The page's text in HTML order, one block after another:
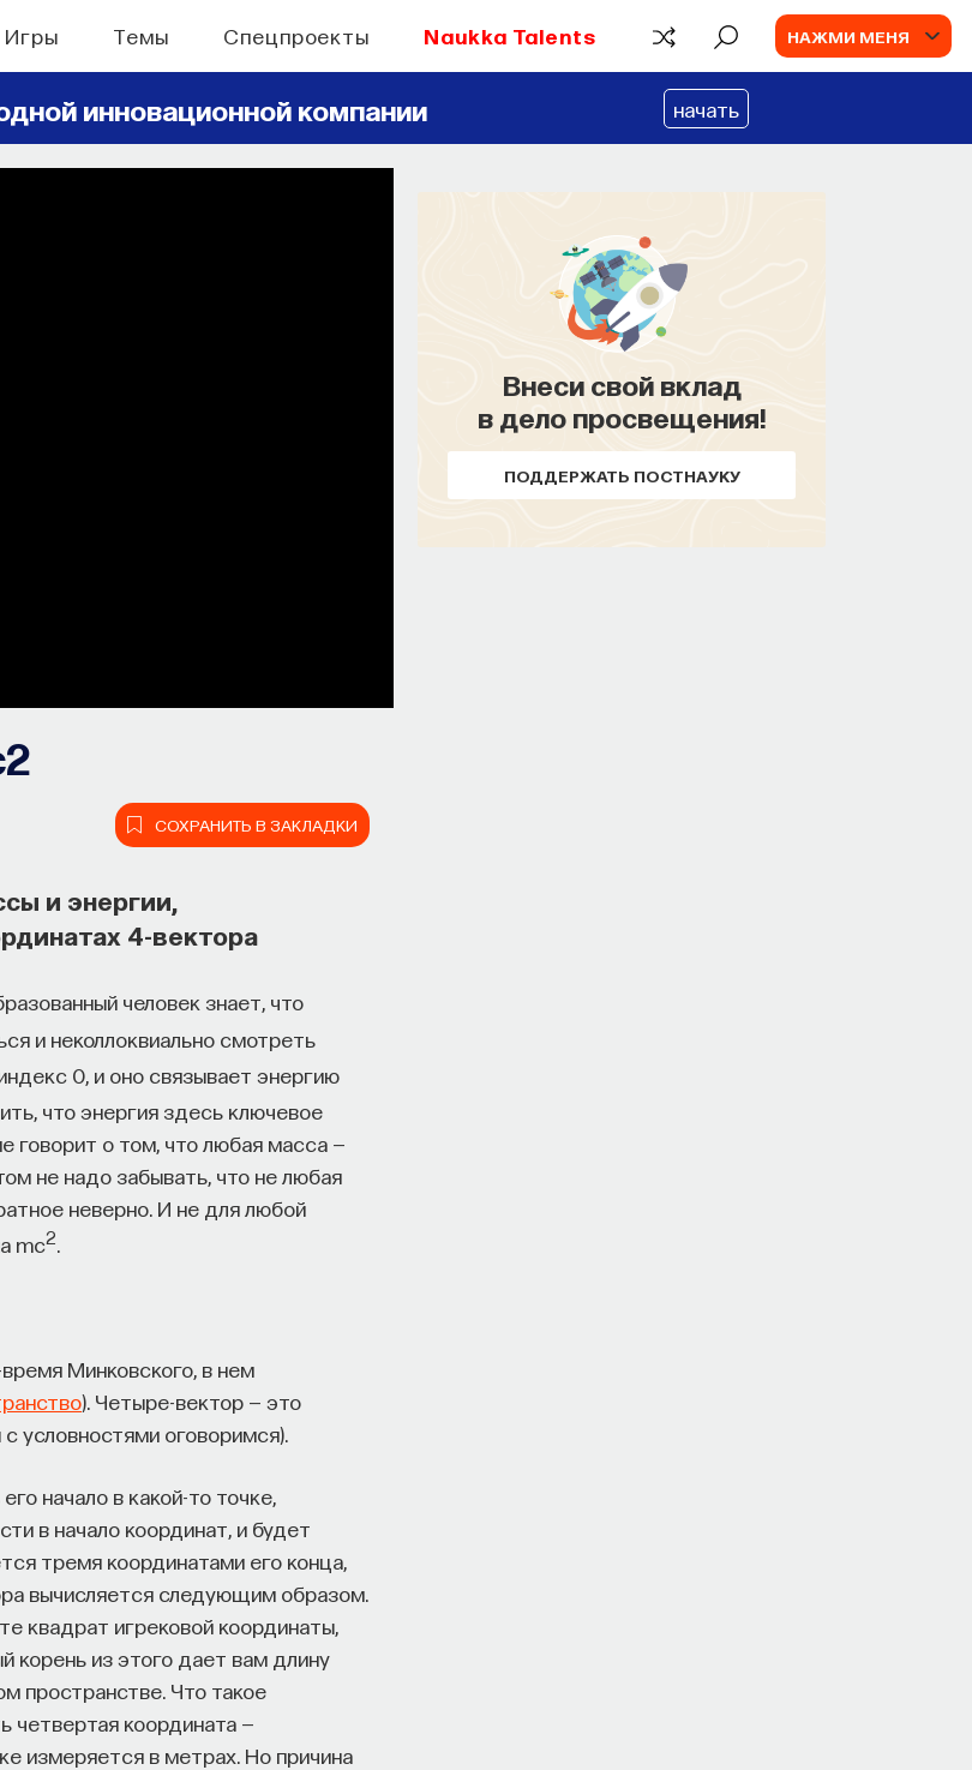
Игры Темы Спецпроекты Naukka Talents НАЖМИ МЕНЯ
инновационной компании начать
СОХРАНИТЬ В ЗАКЛАДКИ
и энергии,
4-вектора
человек знает, что
и неколлоквиально смотреть
индекс 0, и оно связывает энергию
что энергия здесь ключевое
говорит о том, что любая масса —
не надо забывать, что не любая
неверно. И не для любой
mc2
Минковского, в нем
). Четыре-вектор — это
условностями оговоримся).
начало в какой-то точке,
в начало координат, и будет
тремя координатами его конца,
вычисляется следующим образом.
квадрат игрековой координаты,
корень из этого дает вам длину
пространстве. Что такое
четвертая координата —
измеряется в метрах. Но причина
Внеси свой вклад
в дело просвещения!
ПОДДЕРЖАТЬ ПОСТНАУКУ